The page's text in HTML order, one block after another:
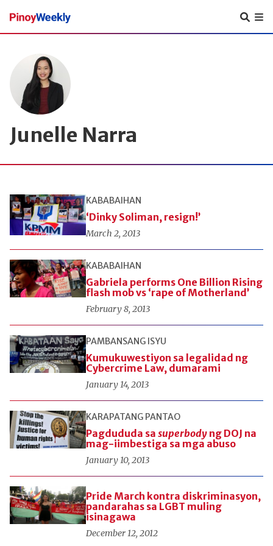
Pinoy
Weekly
Junelle Narra
KABABAIHAN
‘Dinky Soliman, resign!’
March 2, 2013
KABABAIHAN
Gabriela performs One Billion Rising
flash mob vs ‘rape of Motherland’
February 8, 2013
PAMBANSANG ISYU
Kumukuwestiyon sa legalidad ng
Cybercrime Law, dumarami
January 14, 2013
KARAPATANG PANTAO
Pagdududa sa superbodyng DOJ na
mag-iimbestiga sa mga abuso
January 10, 2013
Pride March kontra diskriminasyon,
pandarahas sa LGBT muling
isinagawa
December 12, 2012